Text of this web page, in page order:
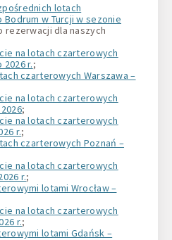
lotach
w Turcji w sezonie
rezerwacji dla naszych
na lotach czarterowych
r.;
czarterowych Warszawa –
na lotach czarterowych
;
na lotach czarterowych
r.;
czarterowych Poznań –
na lotach czarterowych
r.;
lotami Wrocław –
na lotach czarterowych
r.;
lotami Gdańsk –